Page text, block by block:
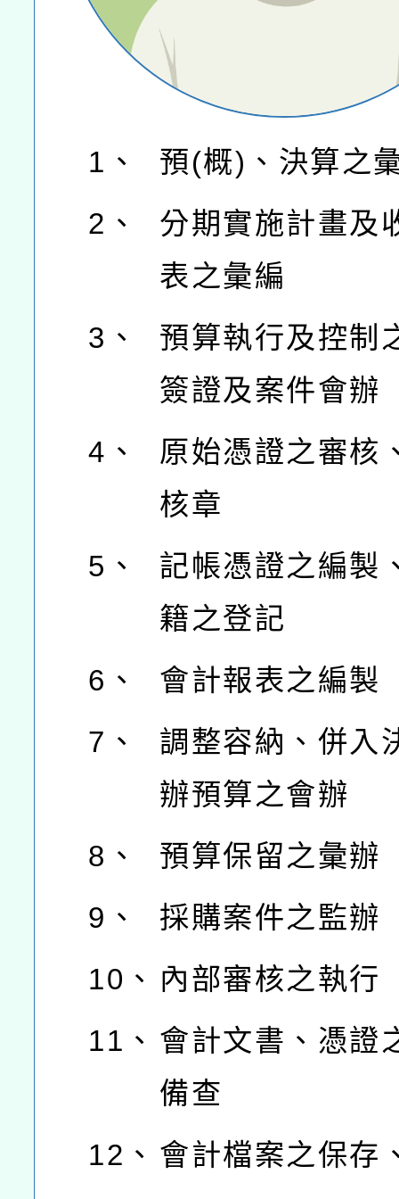
1、
預(概)、決算之
2、
分期實施計畫及
表之彙編
3、
預算執行及控制
簽證及案件會辦
4、
原始憑證之審核
核章
5、
記帳憑證之編製
籍之登記
6、
會計報表之編製
7、
調整容納、併入
辦預算之會辦
8、
預算保留之彙辦
9、
採購案件之監辦
10、 內部審核之執行
11、 會計文書、憑證
備查
12、 會計檔案之保存